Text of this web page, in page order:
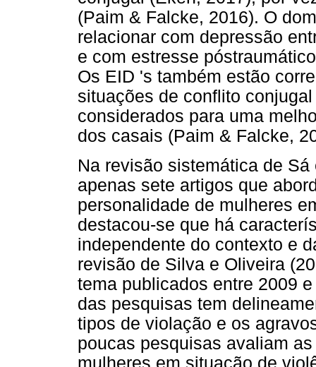
(Paim & Falcke, 2016). O
relacionar com depressão
e com estresse
Os EID 's também estão
situações de conflito
considerados para uma
dos casais (Paim & Falcke,
Na revisão sistemática de
apenas sete artigos que
personalidade de mulheres
destacou-se que há
independente do contexto e
revisão de Silva e Oliveira
tema publicados entre 2009
das pesquisas tem
tipos de violação e os
poucas pesquisas avaliam
mulheres em situação de